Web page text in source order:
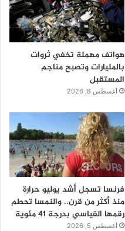
هواتف مهملة تخفي ثروات
بالمليارات وتصبح مناجم
المستقبل
أغسطس 8, 2026
فرنسا تسجل أشد يوليو حرارة
منذ أكثر من قرن.. والنمسا تحطم
رقمها القياسي بدرجة 41 مئوية
أغسطس 5, 2026